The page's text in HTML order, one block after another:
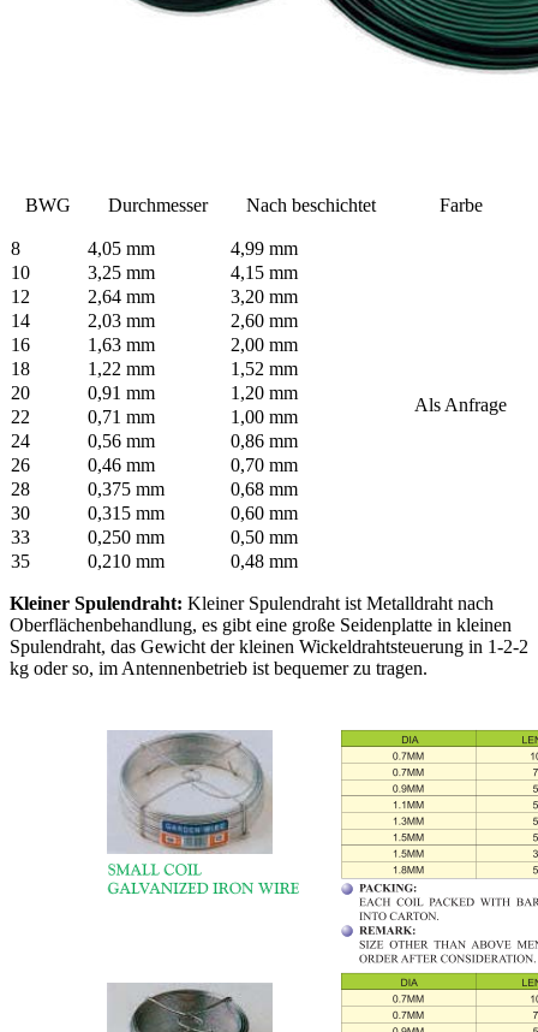
BWG Durchmesser Nach beschichtet Farbe
8 4,05 mm 4,99 mm
Als Anfrage
10 3,25 mm
4,15 mm
12
2,64 mm
3,20 mm
14
2,03 mm
2,60 mm
16
1,63 mm
2,00 mm
18
1,22 mm
1,52 mm
20
0,91 mm
1,20 mm
22
0,71 mm
1,00 mm
24
0,56 mm
0,86 mm
26
0,46 mm
0,70 mm
28
0,375 mm
0,68 mm
30
0,315 mm
0,60 mm
33
0,250 mm
0,50 mm
35
0,210 mm 0,48 mm
Kleiner Spulendraht: Kleiner Spulendraht ist Metalldraht nach
Oberflächenbehandlung, es gibt eine große Seidenplatte in kleinen
Spulendraht, das Gewicht der kleinen Wickeldrahtsteuerung in 1-2-2
kg oder so, im Antennenbetrieb ist bequemer zu tragen.